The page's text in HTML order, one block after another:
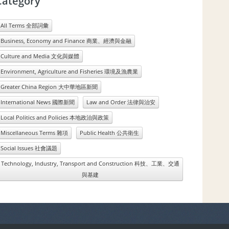
All Terms 全部詞彙
Business, Economy and Finance 商業、經濟與金融
Culture and Media 文化與媒體
Environment, Agriculture and Fisheries 環境及漁農業
Greater China Region 大中華地區新聞
International News 國際新聞
Law and Order 法律與治安
Local Politics and Policies 本地政治與政策
Miscellaneous Terms 雜項
Public Health 公共衛生
Social Issues 社會議題
Technology, Industry, Transport and Construction 科技、工業、交通
與基建